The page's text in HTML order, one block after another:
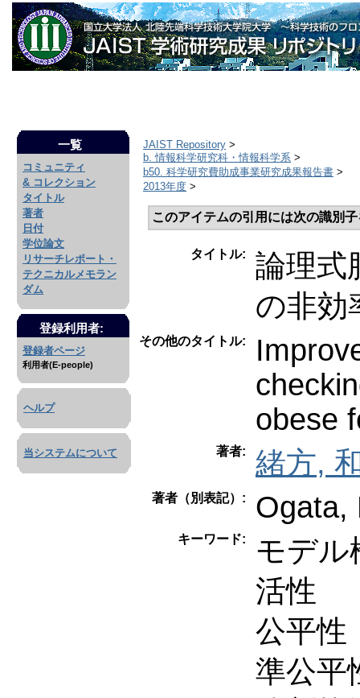
一覧
コミュニティ
& コレクション
タイトル
著者
日付
学位論文
リサーチレポート・
テクニカルメモラン
ダム
登録利用者:
登録者ページ
利用者(E-people)
ヘルプ
当システムについて
JAIST Repository >
b. 情報科学研究科・情報科学系 >
b50. 科学研究費助成事業研究成果報告書 >
2013年度 >
このアイテムの引用には次の識別
タイトル:
論理式
の非効
その他のタイトル:
obese
著者: 緒方,
著者（別表記）: Ogata,
キーワード:
モデル
活性
公平性
準公平